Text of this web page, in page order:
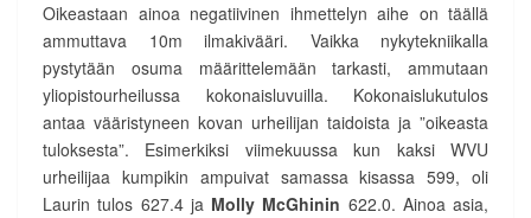
Oikeastaan ainoa negatiivinen ihmettelyn aihe on täällä
ammuttava 10m ilmakivääri. Vaikka nykytekniikalla
pystytään osuma määrittelemään tarkasti, ammutaan
yliopistourheilussa kokonaisluvuilla. Kokonaislukutulos
antaa vääristyneen kovan urheilijan taidoista ja ”oikeasta
tuloksesta”. Esimerkiksi viimekuussa kun kaksi WVU
urheilijaa kumpikin ampuivat samassa kisassa 599, oli
Laurin tulos 627.4 ja Molly McGhinin 622.0. Ainoa asia,